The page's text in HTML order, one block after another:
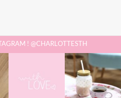
! @CHARLOTTESTH